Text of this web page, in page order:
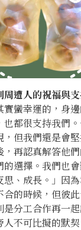
遭人的祝福與支
實蠻幸運的，身
也都很支持我們
但我們還是會
，再認真解答他
的選擇。我們也
、成長。」因
合的時候，但彼
是分工合作再一
不可比擬的默契